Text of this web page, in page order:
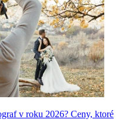
v roku 2026? Ceny, ktoré